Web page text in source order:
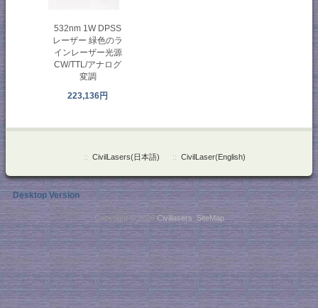
532nm 1W DPSS
レーザー 緑色のラ
インレーザー光源
CW/TTL/アナログ
変調
223,136円
:: CivilLasers(日本語) :: CivilLaser(English)
Desktop Version
Copyright © 2026 Civillasers SiteMap